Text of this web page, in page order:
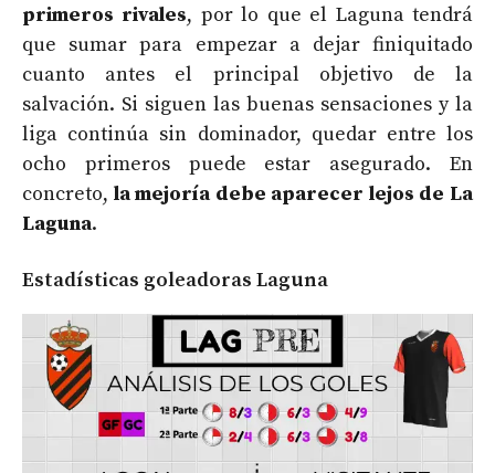
primeros rivales, por lo que el Laguna tendrá
que sumar para empezar a dejar finiquitado
cuanto antes el principal objetivo de la
salvación. Si siguen las buenas sensaciones y la
liga continúa sin dominador, quedar entre los
ocho primeros puede estar asegurado. En
concreto, la mejoría debe aparecer lejos de La
Laguna.
Estadísticas goleadoras Laguna